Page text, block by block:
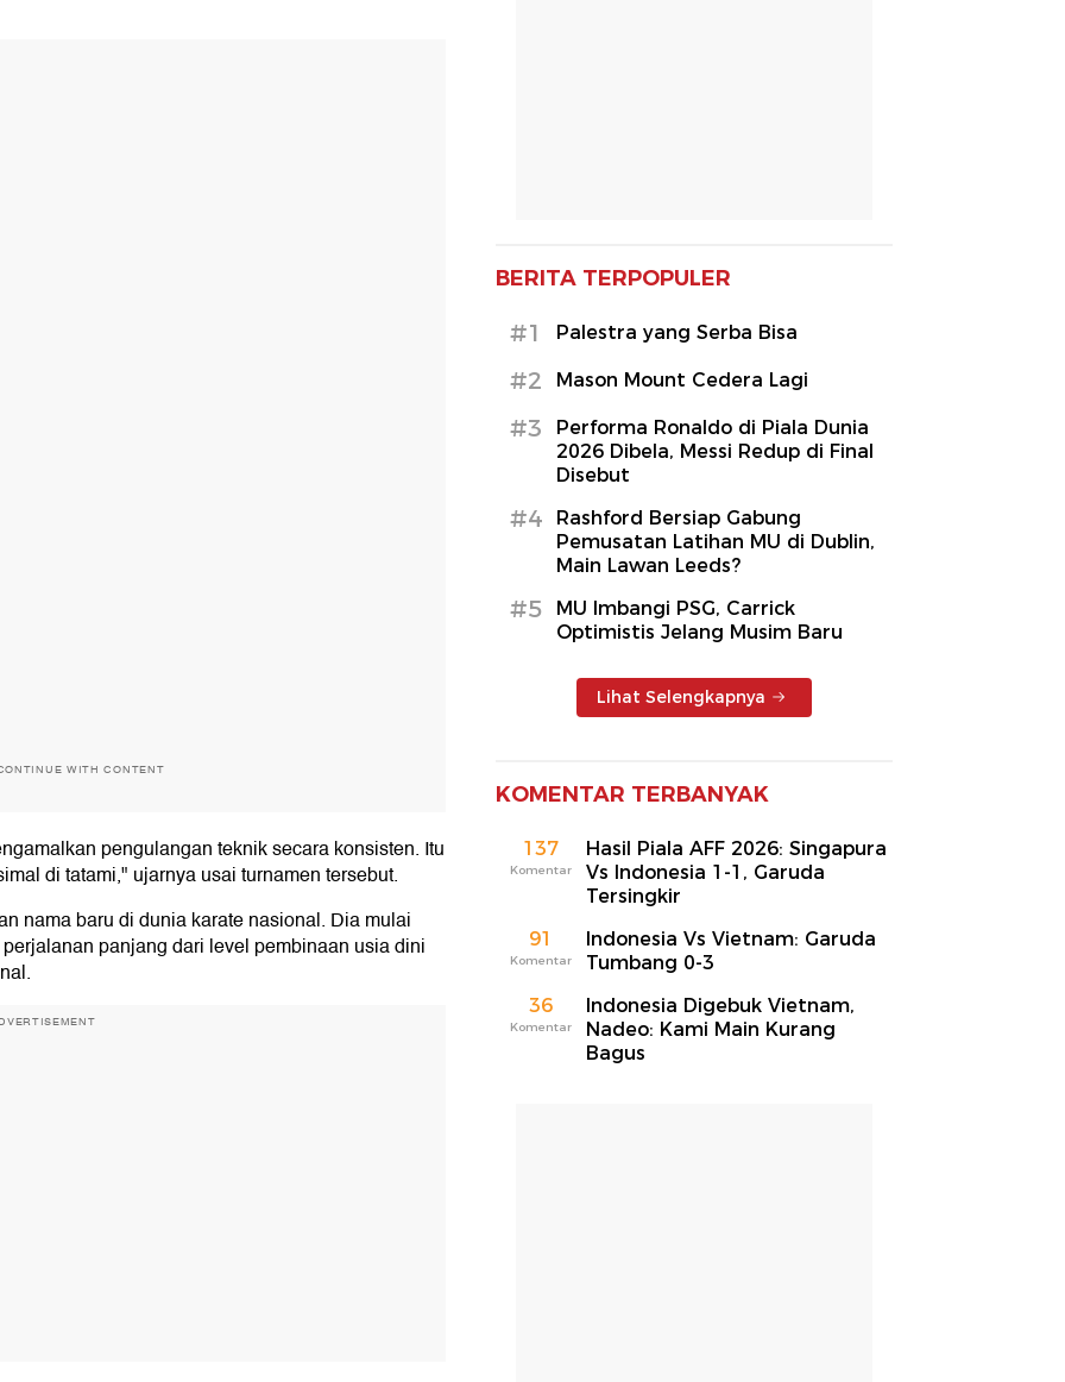
WITH CONTENT
pengulangan teknik secara konsisten. Itu
di tatami," ujarnya usai turnamen tersebut.
nama baru di dunia karate nasional. Dia mulai
panjang dari level pembinaan usia dini
BERITA TERPOPULER
#1 Palestra yang Serba Bisa
#2 Mason Mount Cedera Lagi
#3
Performa Ronaldo di Piala Dunia
2026 Dibela, Messi Redup di Final
Disebut
#4
Rashford Bersiap Gabung
Pemusatan Latihan MU di Dublin,
Main Lawan Leeds?
#5
MU Imbangi PSG, Carrick
Optimistis Jelang Musim Baru
Lihat Selengkapnya
KOMENTAR TERBANYAK
137
Komentar
Hasil Piala AFF 2026: Singapura
Vs Indonesia 1-1, Garuda
Tersingkir
91
Komentar
Indonesia Vs Vietnam: Garuda
Tumbang 0-3
36
Komentar
Indonesia Digebuk Vietnam,
Nadeo: Kami Main Kurang
Bagus